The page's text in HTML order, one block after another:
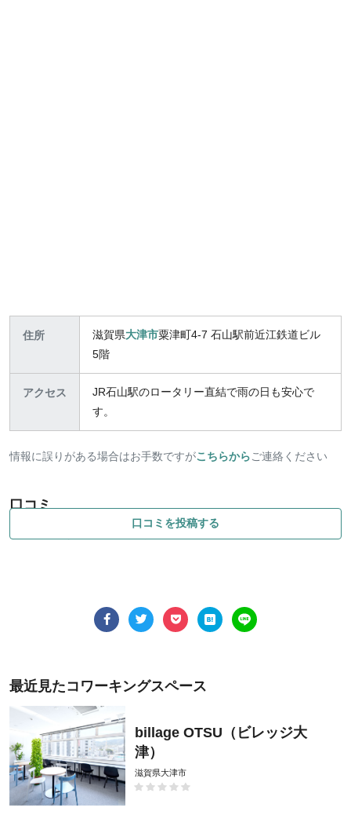
住所 滋賀県大津市粟津町4-7 石山駅前近江鉄道ビル
5階
アクセス
JR石山駅のロータリー直結で雨の日も安心で
す。
情報に誤りがある場合はお手数ですがこちらからご連絡ください
口コミ
まだ口コミが登録されていません。
口コミを投稿する
最近見たコワーキングスペース
billage OTSU（ビレッジ大
津）
滋賀県大津市